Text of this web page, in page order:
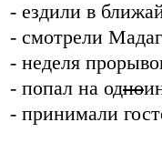
- ездили в
- смотрели
- неделя
- попал на одно
- принимали